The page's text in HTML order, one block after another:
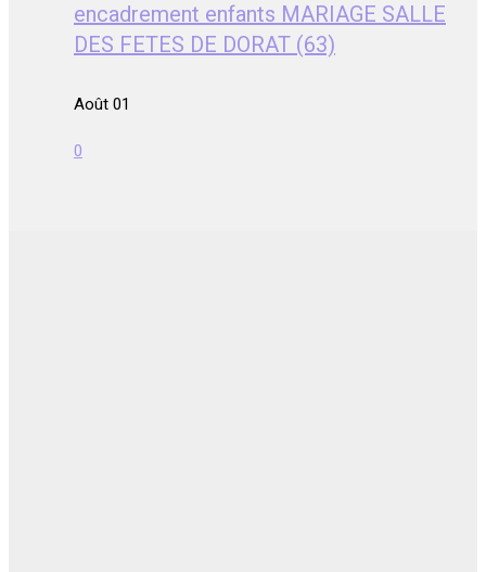
encadrement enfants MARIAGE SALLE
DES FETES DE DORAT (63)
Août 01
0